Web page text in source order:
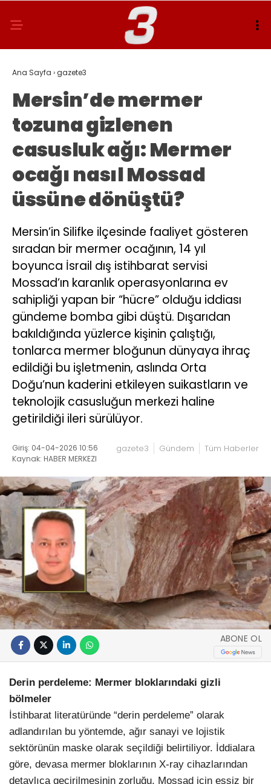
Ana Sayfa ›gazete3
Mersin’de mermer
tozuna gizlenen
casusluk ağı: Mermer
ocağı nasıl Mossad
üssüne dönüştü?
Mersin’in Silifke ilçesinde faaliyet gösteren
sıradan bir mermer ocağının, 14 yıl
boyunca İsrail dış istihbarat servisi
Mossad’ın karanlık operasyonlarına ev
sahipliği yapan bir “hücre” olduğu iddiası
gündeme bomba gibi düştü. Dışarıdan
bakıldığında yüzlerce kişinin çalıştığı,
tonlarca mermer bloğunun dünyaya ihraç
edildiği bu işletmenin, aslında Orta
Doğu’nun kaderini etkileyen suikastların ve
teknolojik casusluğun merkezi haline
getirildiği ileri sürülüyor.
Giriş: 04-04-2026 10:56
Kaynak: HABER MERKEZI
gazete3 Gündem Tüm Haberler
ABONE OL
Derin perdeleme: Mermer bloklarındaki gizli
bölmeler
İstihbarat literatüründe “derin perdeleme” olarak
adlandırılan bu yöntemde, ağır sanayi ve lojistik
sektörünün maske olarak seçildiği belirtiliyor. İddialara
göre, devasa mermer bloklarının X-ray cihazlarından
detaylıca geçirilmesinin zorluğu, Mossad için eşsiz bir